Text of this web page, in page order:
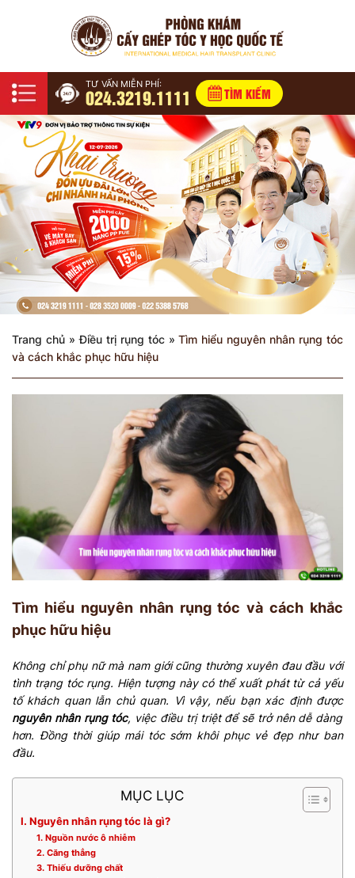
TƯ VẤN MIỄN PHÍ:
024.3219.1111 TÌM KIẾM
Trang chủ»Điều trị rụng tóc»Tìm hiểu nguyên nhân rụng tóc
và cách khắc phục hữu hiệu
Tìm hiểu nguyên nhân rụng tóc và cách khắc
phục hữu hiệu
Không chỉ phụ nữ mà nam giới cũng thường xuyên đau đầu với
tình trạng tóc rụng. Hiện tượng này có thể xuất phát từ cả yếu
tố khách quan lẫn chủ quan. Vì vậy, nếu bạn xác định được
nguyên nhân rụng tóc, việc điều trị triệt để sẽ trở nên dễ dàng
hơn. Đồng thời giúp mái tóc sớm khôi phục vẻ đẹp như ban
đầu.
MỤC LỤC
I. Nguyên nhân rụng tóc là gì?
1. Nguồn nước ô nhiễm
2. Căng thẳng
3. Thiếu dưỡng chất